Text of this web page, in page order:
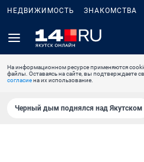
НЕДВИЖИМОСТЬ ЗНАКОМСТВА
На информационном ресурсе применяются
файлы. Оставаясь на сайте, вы подтверждаете
согласиена их использование.
Черный дым поднялся над Якутском